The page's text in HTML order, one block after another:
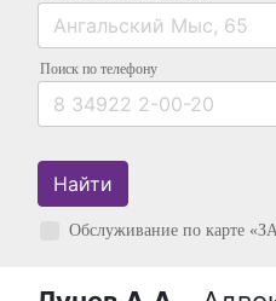
Поиск по телефону
Найти
Обслуживание по карте